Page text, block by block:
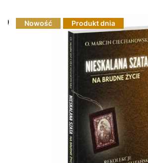
Nowość Produkt dnia